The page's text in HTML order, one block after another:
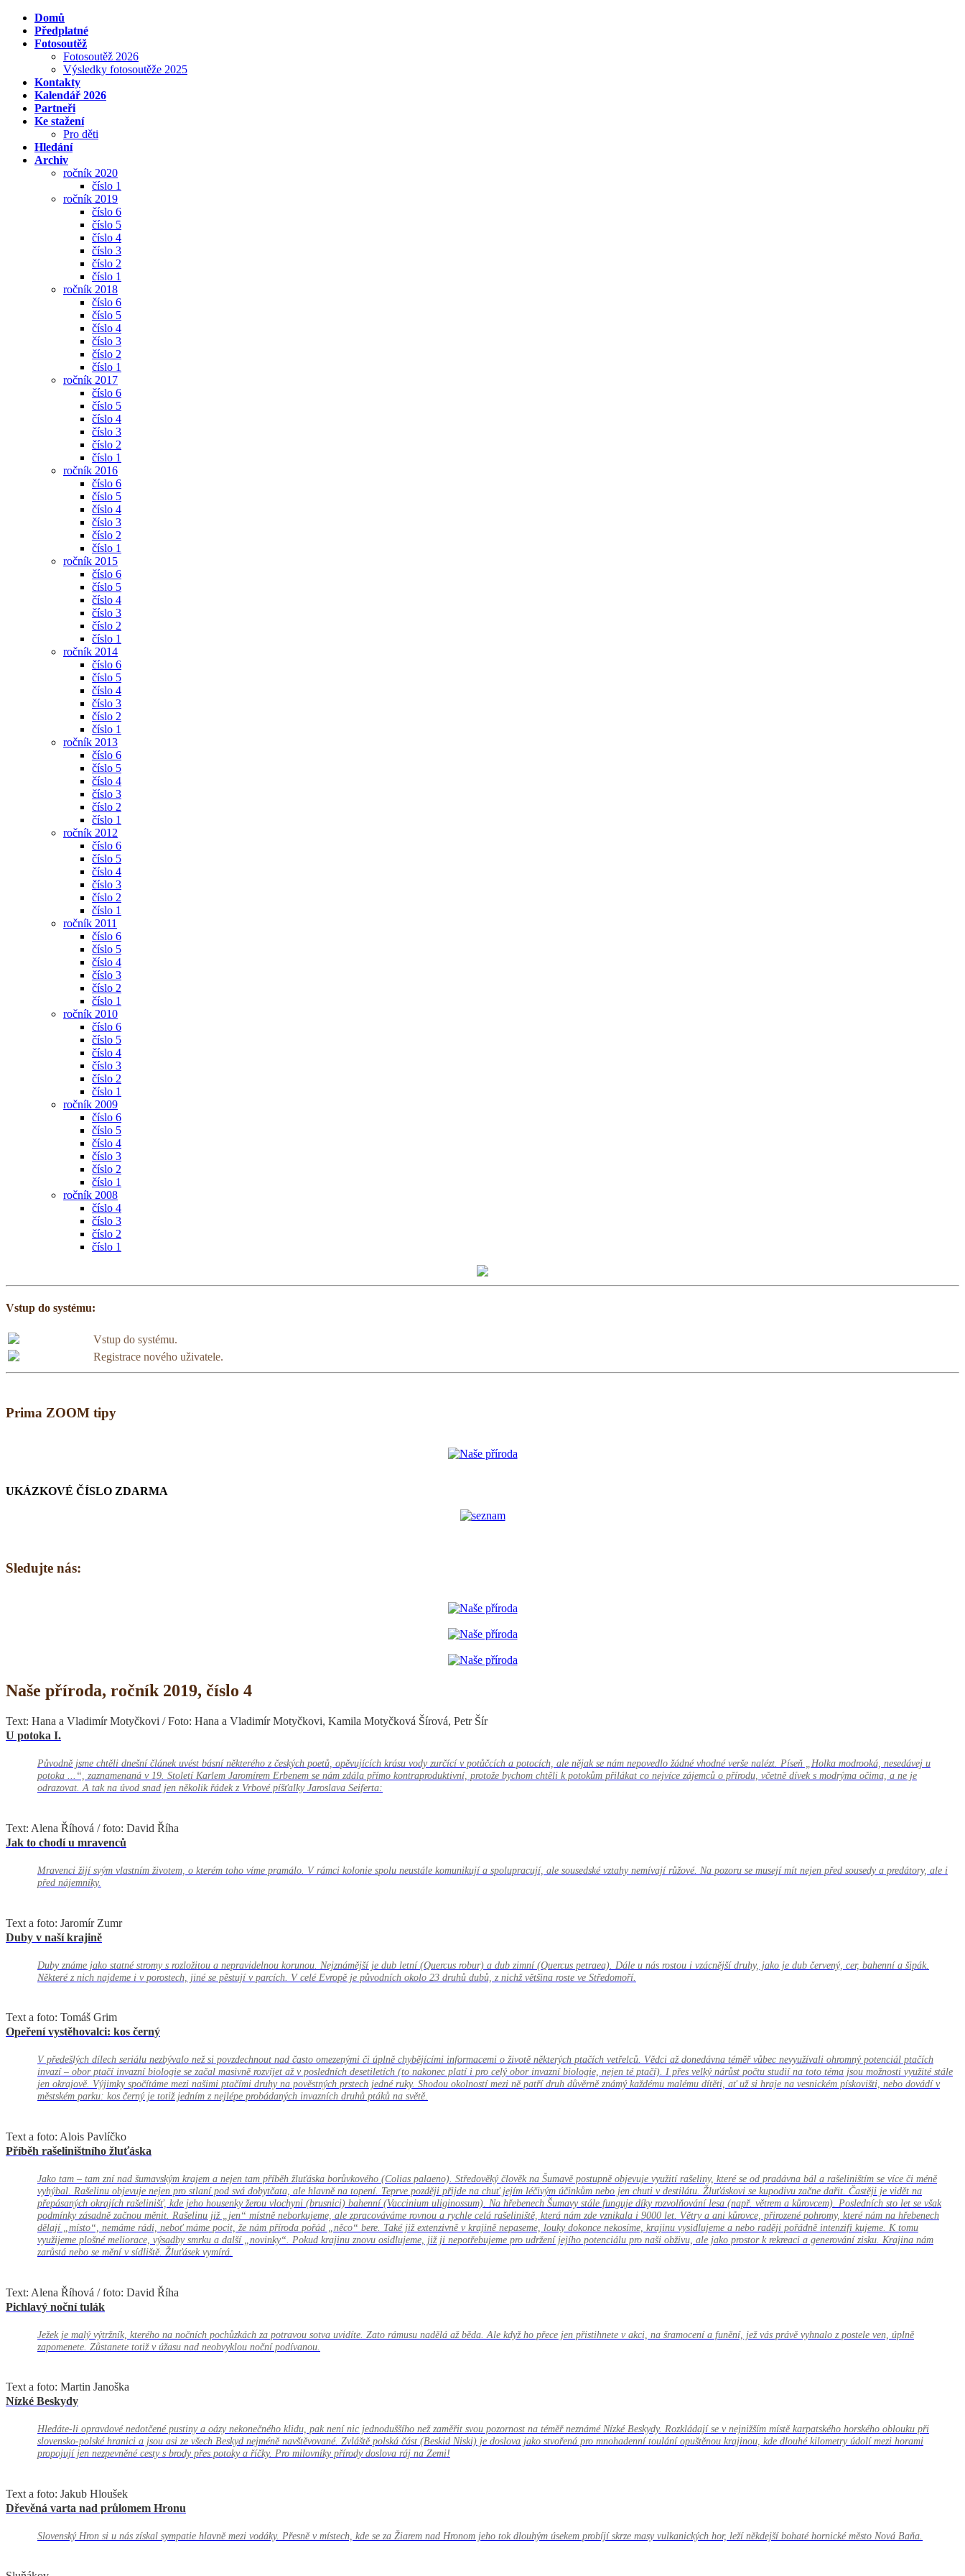
Domů
Předplatné
Fotosoutěž
Fotosoutěž 2026
Výsledky fotosoutěže 2025
Kontakty
Kalendář 2026
Partneři
Ke stažení
Pro děti
Hledání
Archiv
ročník 2020
číslo 1
ročník 2019
číslo 6
číslo 5
číslo 4
číslo 3
číslo 2
číslo 1
ročník 2018
číslo 6
číslo 5
číslo 4
číslo 3
číslo 2
číslo 1
ročník 2017
číslo 6
číslo 5
číslo 4
číslo 3
číslo 2
číslo 1
ročník 2016
číslo 6
číslo 5
číslo 4
číslo 3
číslo 2
číslo 1
ročník 2015
číslo 6
číslo 5
číslo 4
číslo 3
číslo 2
číslo 1
ročník 2014
číslo 6
číslo 5
číslo 4
číslo 3
číslo 2
číslo 1
ročník 2013
číslo 6
číslo 5
číslo 4
číslo 3
číslo 2
číslo 1
ročník 2012
číslo 6
číslo 5
číslo 4
číslo 3
číslo 2
číslo 1
ročník 2011
číslo 6
číslo 5
číslo 4
číslo 3
číslo 2
číslo 1
ročník 2010
číslo 6
číslo 5
číslo 4
číslo 3
číslo 2
číslo 1
ročník 2009
číslo 6
číslo 5
číslo 4
číslo 3
číslo 2
číslo 1
ročník 2008
číslo 4
číslo 3
číslo 2
číslo 1
Vstup do systému:
Vstup do systému.
Registrace nového uživatele.
Prima ZOOM tipy
UKÁZKOVÉ ČÍSLO ZDARMA
Sledujte nás:
Naše příroda, ročník 2019, číslo 4
Text: Hana a Vladimír Motyčkovi / Foto: Hana a Vladimír Motyčkovi, Kamila Motyčková Šírová, Petr Šír
U potoka I.
Původně jsme chtěli dnešní článek uvést básní některého z českých poetů, opěvujících krásu vody zurčící v potůčcích a potocích, ale nějak se nám nepovedlo žádné vhodné verše nalézt. Píseň „Holka modrooká, nesedávej u
potoka ...“, zaznamenaná v 19. Století Karlem Jaromírem Erbenem se nám zdála přímo kontraproduktivní, protože bychom chtěli k potokům přilákat co nejvíce zájemců o přírodu, včetně dívek s modrýma očima, a ne je
odrazovat. A tak na úvod snad jen několik řádek z Vrbové píšťalky Jaroslava Seiferta:
Text: Alena Říhová / foto: David Říha
Jak to chodí u mravenců
Mravenci žijí svým vlastním životem, o kterém toho víme pramálo. V rámci kolonie spolu neustále komunikují a spolupracují, ale sousedské vztahy nemívají růžové. Na pozoru se musejí mít nejen před sousedy a predátory, ale i
před nájemníky.
Text a foto: Jaromír Zumr
Duby v naší krajině
Duby známe jako statné stromy s rozložitou a nepravidelnou korunou. Nejznámější je dub letní (Quercus robur) a dub zimní (Quercus petraea). Dále u nás rostou i vzácnější druhy, jako je dub červený, cer, bahenní a šipák.
Některé z nich najdeme i v porostech, jiné se pěstují v parcích. V celé Evropě je původních okolo 23 druhů dubů, z nichž většina roste ve Středomoří.
Text a foto: Tomáš Grim
Opeření vystěhovalci: kos černý
V předešlých dílech seriálu nezbývalo než si povzdechnout nad často omezenými či úplně chybějícími informacemi o životě některých ptačích vetřelců. Vědci až donedávna téměř vůbec nevyužívali ohromný potenciál ptačích
invazí – obor ptačí invazní biologie se začal masivně rozvíjet až v posledních desetiletích (to nakonec platí i pro celý obor invazní biologie, nejen té ptačí). I přes velký nárůst počtu studií na toto téma jsou možnosti využité stále
jen okrajově. Výjimky spočítáme mezi našimi ptačími druhy na pověstných prstech jedné ruky. Shodou okolností mezi ně patří druh důvěrně známý každému malému dítěti, ať už si hraje na vesnickém pískovišti, nebo dovádí v
městském parku: kos černý je totiž jedním z nejlépe probádaných invazních druhů ptáků na světě.
Text a foto: Alois Pavlíčko
Příběh rašeliništního žluťáska
Jako tam – tam zní nad šumavským krajem a nejen tam příběh žluťáska borůvkového (Colias palaeno). Středověký člověk na Šumavě postupně objevuje využití rašeliny, které se od pradávna bál a rašeliništím se více či méně
vyhýbal. Rašelinu objevuje nejen pro stlaní pod svá dobytčata, ale hlavně na topení. Teprve později přijde na chuť jejím léčivým účinkům nebo jen chuti v destilátu. Žluťáskovi se kupodivu začne dařit. Častěji je vidět na
přepásaných okrajích rašelinišť, kde jeho housenky žerou vlochyni (brusnici) bahenní (Vaccinium uliginossum). Na hřebenech Šumavy stále funguje díky rozvolňování lesa (např. větrem a kůrovcem). Posledních sto let se však
podmínky zásadně začnou měnit. Rašelinu již „jen“ místně neborkujeme, ale zpracováváme rovnou a rychle celá rašeliniště, která nám zde vznikala i 9000 let. Větry a ani kůrovce, přirozené pohromy, které nám na hřebenech
dělají „místo“, nemáme rádi, neboť máme pocit, že nám příroda pořád „něco“ bere. Také již extenzivně v krajině nepaseme, louky dokonce nekosíme, krajinu vysidlujeme a nebo raději pořádně intenzifi kujeme. K tomu
využijeme plošné meliorace, výsadby smrku a další „novinky“. Pokud krajinu znovu osidlujeme, již ji nepotřebujeme pro udržení jejího potenciálu pro naši obživu, ale jako prostor k rekreaci a generování zisku. Krajina nám
zarůstá nebo se mění v sídliště. Žluťásek vymírá.
Text: Alena Říhová / foto: David Říha
Pichlavý noční tulák
Ježek je malý výtržník, kterého na nočních pochůzkách za potravou sotva uvidíte. Zato rámusu nadělá až běda. Ale když ho přece jen přistihnete v akci, na šramocení a funění, jež vás právě vyhnalo z postele ven, úplně
zapomenete. Zůstanete totiž v úžasu nad neobvyklou noční podívanou.
Text a foto: Martin Janoška
Nízké Beskydy
Hledáte-li opravdové nedotčené pustiny a oázy nekonečného klidu, pak není nic jednoduššího než zaměřit svou pozornost na téměř neznámé Nízké Beskydy. Rozkládají se v nejnižším místě karpatského horského oblouku při
slovensko-polské hranici a jsou asi ze všech Beskyd nejméně navštěvované. Zvláště polská část (Beskid Niski) je doslova jako stvořená pro mnohadenní toulání opuštěnou krajinou, kde dlouhé kilometry údolí mezi horami
propojují jen nezpevněné cesty s brody přes potoky a říčky. Pro milovníky přírody doslova ráj na Zemi!
Text a foto: Jakub Hloušek
Dřevěná varta nad průlomem Hronu
Slovenský Hron si u nás získal sympatie hlavně mezi vodáky. Přesně v místech, kde se za Žiarem nad Hronom jeho tok dlouhým úsekem probíjí skrze masy vulkanických hor, leží někdejší bohaté hornické město Nová Baňa.